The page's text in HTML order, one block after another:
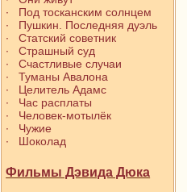
∙ Под тосканским солнцем
∙ Пушкин. Последняя дуэль
∙ Статский советник
∙ Страшный суд
∙ Счастливые случаи
∙ Туманы Авалона
∙ Целитель Адамс
∙ Час расплаты
∙ Человек-мотылёк
∙ Чужие
∙ Шоколад
Фильмы Дэвида Дюка